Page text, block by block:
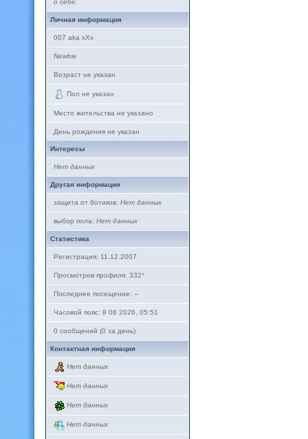
о себе.
Личная информация
007 aka xXx
Newbie
Возраст не указан
Пол не указан
Место жительства не указано
День рождения не указан
Интересы
Нет данных
Другая информация
защита от ботиков: Нет данных
выбор пола: Нет данных
Статистика
Регистрация: 11.12.2007
Просмотров профиля: 332*
Последнее посещение: --
Часовой пояс: 8 08 2026, 05:51
0 сообщений (0 за день)
Контактная информация
Нет данных
Нет данных
Нет данных
Нет данных